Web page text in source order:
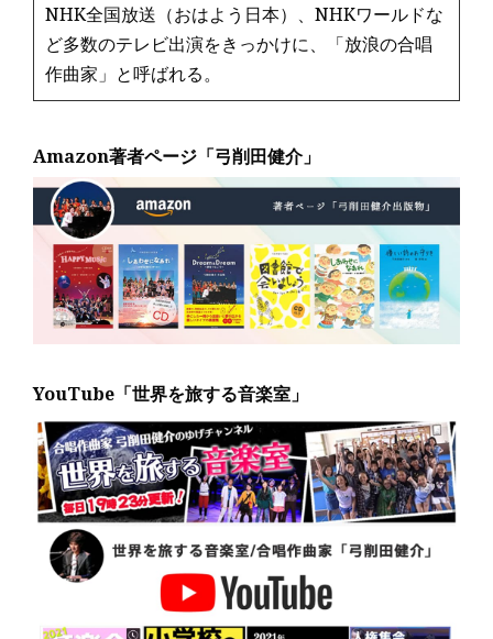
NHK全国放送（おはよう日本）、NHKワールドな
ど多数のテレビ出演をきっかけに、「放浪の合唱
作曲家」と呼ばれる。
Amazon著者ページ「弓削田健介」
YouTube「世界を旅する音楽室」